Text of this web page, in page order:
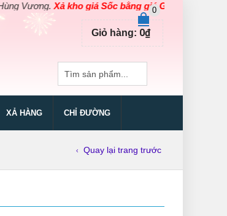
Xả kho giá Sốc bằng giá Gốccho các sản phẩm
0
Giỏ hàng: 0₫
XẢ HÀNG CHỈ ĐƯỜNG
Quay lại trang trước